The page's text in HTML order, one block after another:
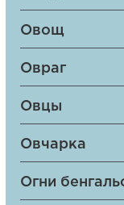
Овощ
Овраг
Овцы
Овчарка
Огни